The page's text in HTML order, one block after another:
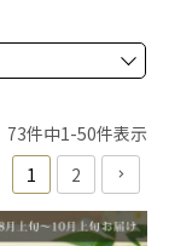
73件中1 -50件表示
1
2